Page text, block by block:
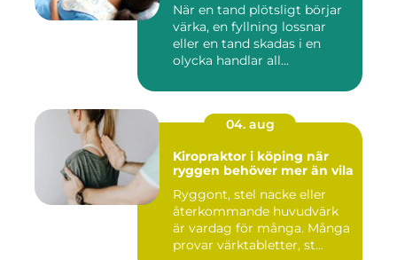
När en tand plötsligt börjar
värka, en fyllning lossnar
eller en tand skadas i en
olycka handlar all...
04. aug
Kiropraktor i köping när
ryggen behöver mer än vila
Ryggont, stel nacke eller
återkommande huvudvärk
är vardag för många. Många
provar värktabletter, st...